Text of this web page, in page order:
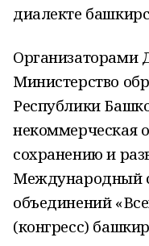
диалекте
Организаторами
Министерство
Республики
некоммерческая
сохранению и
Международный
объединений
(конгресс)